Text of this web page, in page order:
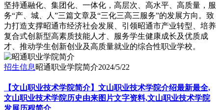
坚持通融化、集团化、一体化，高层次、高水平、高质量，服
务“产、城、人”三篇文章及“三化三高三服务”的发展方向。致
力打造支撑昭通市经济社会发展、引领昭通市产业转型、培养
复合式创新型高素质技能人才、服务学生健康成长及优质成
才、推动学生创新创业及高质量就业的综合性职业学校。
招生信息昭通职业学院简介2024/5/22
【文山职业技术学院简介】文山职业技术学院介绍最新最全,
文山职业技术学院历史由来图片文字资料,文山职业技术学院